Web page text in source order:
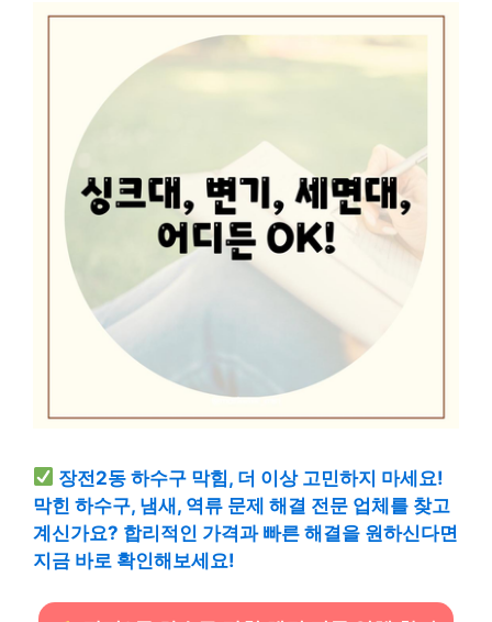
장전2동 하수구 막힘, 더 이상 고민하지 마세요!
막힌 하수구, 냄새, 역류 문제 해결 전문 업체를 찾고
계신가요? 합리적인 가격과 빠른 해결을 원하신다면
지금 바로 확인해보세요!